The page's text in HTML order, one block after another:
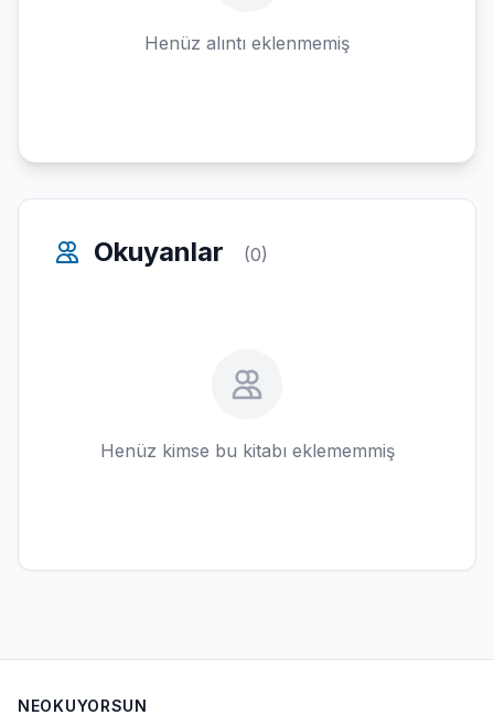
Henüz alıntı eklenmemiş
Okuyanlar (0)
Henüz kimse bu kitabı eklememmiş
NEOKUYORSUN